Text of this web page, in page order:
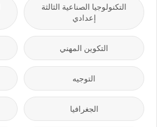
التكنولوجيا الصناعية الثالثة
إعدادي
التكوين المهني
التوجيه
الجغرافيا